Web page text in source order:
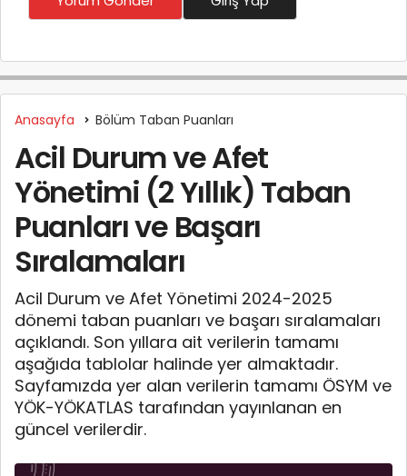
Anasayfa Bölüm Taban Puanları
Acil Durum ve Afet
Yönetimi (2 Yıllık) Taban
Puanları ve Başarı
Sıralamaları
Acil Durum ve Afet Yönetimi 2024-2025
dönemi taban puanları ve başarı sıralamaları
açıklandı. Son yıllara ait verilerin tamamı
aşağıda tablolar halinde yer almaktadır.
Sayfamızda yer alan verilerin tamamı ÖSYM ve
YÖK-YÖKATLAS tarafından yayınlanan en
güncel verilerdir.